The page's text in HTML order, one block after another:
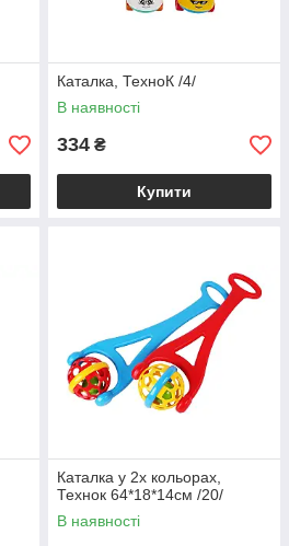
Каталка, ТехноК /4/
В наявності
334 ₴
Купити
Каталка у 2х кольорах,
Технок 64*18*14см /20/
В наявності